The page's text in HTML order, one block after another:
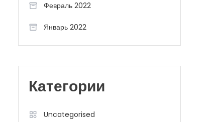
Февраль 2022
Январь 2022
Категории
Uncategorised